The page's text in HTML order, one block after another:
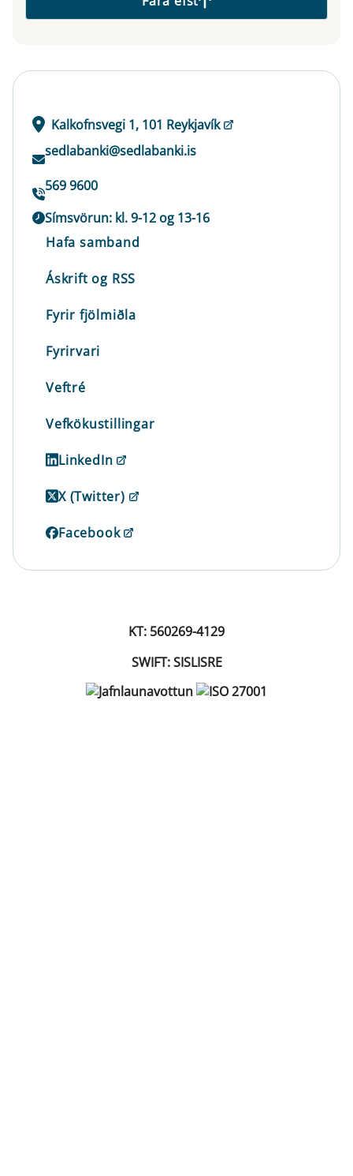
Kalkofnsvegi 1, 101 Reykjavík
sedlabanki@sedlabanki.is
569 9600
Símsvörun: kl. 9-12 og 13-16
Hafa samband
Áskrift og RSS
Fyrir fjölmiðla
Fyrirvari
Veftré
Vefkökustillingar
LinkedIn
X (Twitter)
Facebook
KT: 560269-4129
SWIFT: SISLISRE